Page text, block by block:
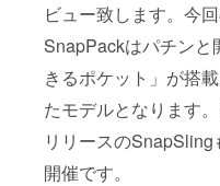
ビュー致します。今
SnapPackはパチンと
きるポケット」が搭
たモデルとなります
リリースのSnapSling
開催です。